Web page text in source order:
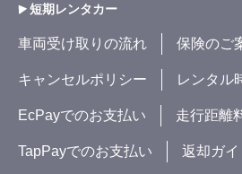
短期レンタカー
車両受け取りの流れ 保険のご
キャンセルポリシー レンタル
EcPayでのお支払い 走行距離
TapPayでのお支払い 返却ガイ